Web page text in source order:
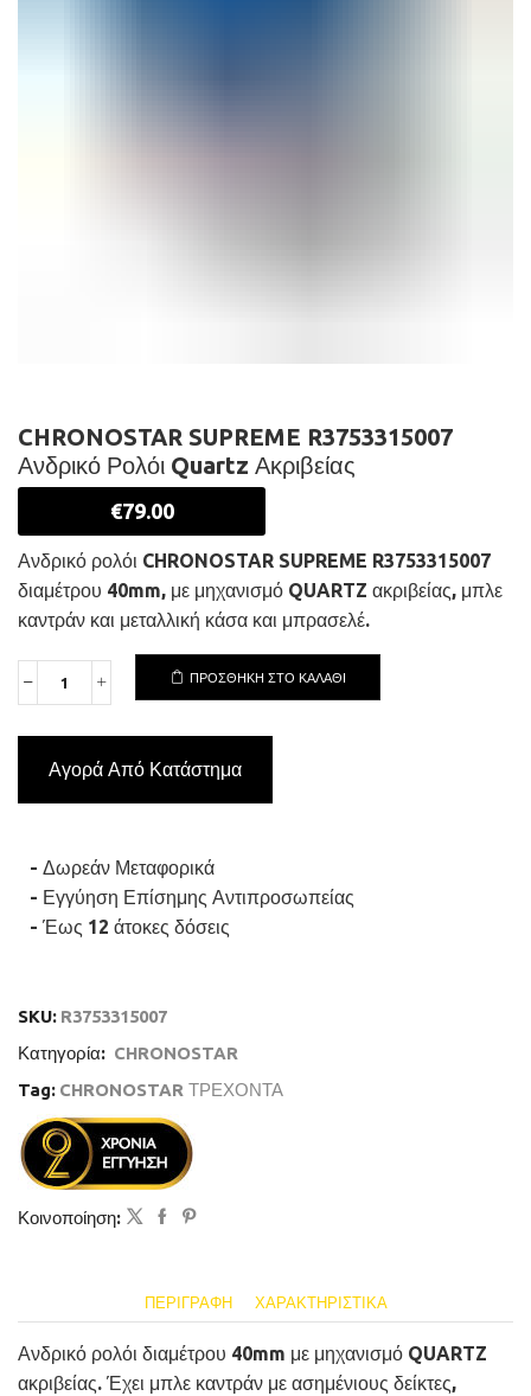
CHRONOSTAR SUPREME R3753315007
Ανδρικό Ρολόι Quartz Ακριβείας
€79.00
Ανδρικό ρολόι CHRONOSTAR SUPREME R3753315007
διαμέτρου 40mm, με μηχανισμό QUARTZ ακριβείας, μπλε
καντράν και μεταλλική κάσα και μπρασελέ.
CHRONOSTAR
SUPREME
Ρολόι
ΠΡΟΣΘΉΚΗ ΣΤΟ ΚΑΛΆΘΙ
Αγορά Από Κατάστημα
- Δωρεάν Μεταφορικά
- Εγγύηση Επίσημης Αντιπροσωπείας
- Έως 12 άτοκες δόσεις
SKU: R3753315007
Κατηγορία: CHRONOSTAR
Tag: CHRONOSTAR ΤΡΕΧΟΝΤΑ
Κοινοποίηση:
ΠΕΡΙΓΡΑΦΉ ΧΑΡΑΚΤΗΡΙΣΤΙΚΆ
Ανδρικό ρολόι διαμέτρου 40mm με μηχανισμό QUARTZ
ακριβείας. Έχει μπλε καντράν με ασημένιους δείκτες,